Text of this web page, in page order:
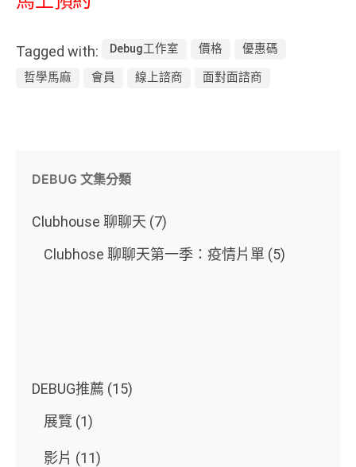
Tagged with: Debug工作室 價格 優惠碼
哲學馬麻 會員 線上諮商 面對面諮商
DEBUG 文集分類
Clubhouse 聊聊天 (7)
Clubhose 聊聊天第一季：疫情片單 (5)
DEBUG推薦 (15)
展覽 (1)
影片 (11)